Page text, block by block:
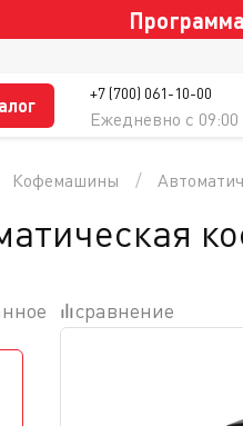
+7 (700) 061-10-00
Ежедневно c 09:00
Кофемашины
сравнение